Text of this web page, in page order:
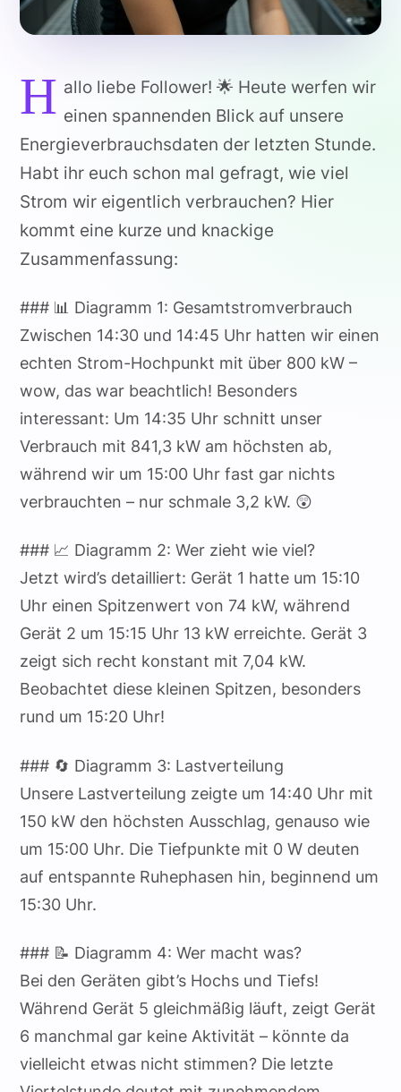
H allo liebe Follower! 🌟 Heute werfen wir
einen spannenden Blick auf unsere
Energieverbrauchsdaten der letzten Stunde.
Habt ihr euch schon mal gefragt, wie viel
Strom wir eigentlich verbrauchen? Hier
kommt eine kurze und knackige
Zusammenfassung:
### 📊 Diagramm 1: Gesamtstromverbrauch
Zwischen 14:30 und 14:45 Uhr hatten wir einen
echten Strom-Hochpunkt mit über 800 kW –
wow, das war beachtlich! Besonders
interessant: Um 14:35 Uhr schnitt unser
Verbrauch mit 841,3 kW am höchsten ab,
während wir um 15:00 Uhr fast gar nichts
verbrauchten – nur schmale 3,2 kW. 😲
### 📈 Diagramm 2: Wer zieht wie viel?
Jetzt wird’s detailliert: Gerät 1 hatte um 15:10
Uhr einen Spitzenwert von 74 kW, während
Gerät 2 um 15:15 Uhr 13 kW erreichte. Gerät 3
zeigt sich recht konstant mit 7,04 kW.
Beobachtet diese kleinen Spitzen, besonders
rund um 15:20 Uhr!
### 🔄 Diagramm 3: Lastverteilung
Unsere Lastverteilung zeigte um 14:40 Uhr mit
150 kW den höchsten Ausschlag, genauso wie
um 15:00 Uhr. Die Tiefpunkte mit 0 W deuten
auf entspannte Ruhephasen hin, beginnend um
15:30 Uhr.
### 📝 Diagramm 4: Wer macht was?
Bei den Geräten gibt’s Hochs und Tiefs!
Während Gerät 5 gleichmäßig läuft, zeigt Gerät
6 manchmal gar keine Aktivität – könnte da
vielleicht etwas nicht stimmen? Die letzte